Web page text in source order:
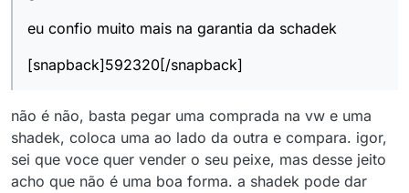
eu confio muito mais na garantia da schadek
[snapback]592320[/snapback]
não é não, basta pegar uma comprada na vw e uma
shadek, coloca uma ao lado da outra e compara. igor,
sei que voce quer vender o seu peixe, mas desse jeito
acho que não é uma boa forma. a shadek pode dar